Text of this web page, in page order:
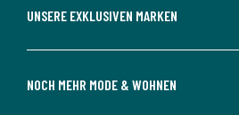
UNSERE EXKLUSIVEN MARKEN
NOCH MEHR MODE & WOHNEN